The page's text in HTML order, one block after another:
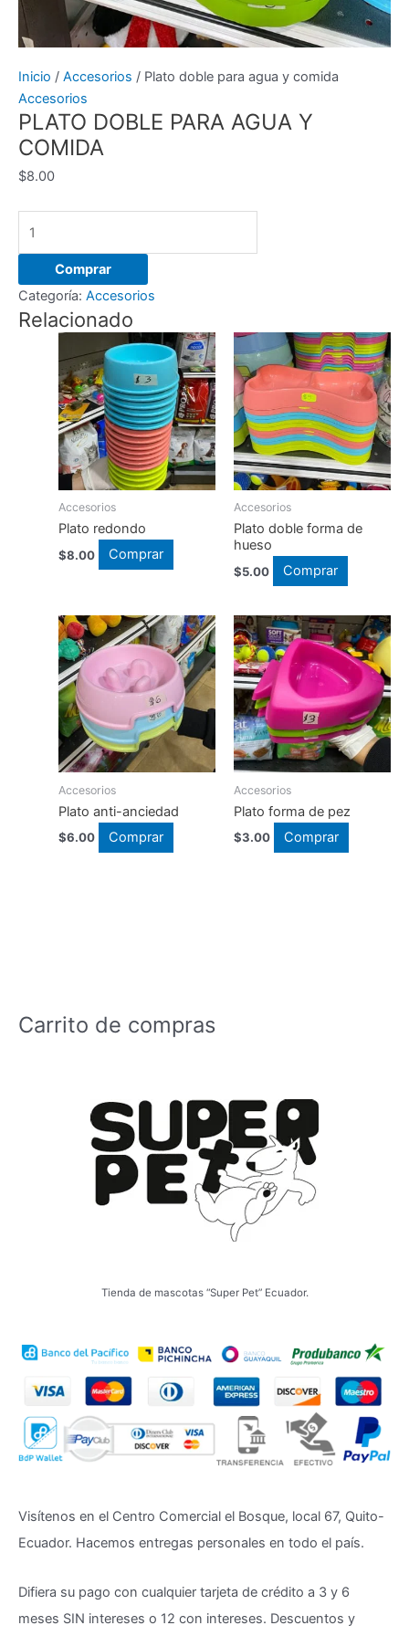
Inicio / Accesorios / Plato doble para agua y comida
Accesorios
PLATO DOBLE PARA AGUA Y
COMIDA
$8.00
doble
agua
y
comida
Comprar
Categoría: Accesorios
Relacionado
Accesorios
Plato redondo
$8.00 Comprar
Accesorios
Plato doble forma de
hueso
$5.00 Comprar
Accesorios
Plato anti-anciedad
$6.00 Comprar
Accesorios
Plato forma de pez
$3.00 Comprar
Carrito de compras
Tienda de mascotas “Super Pet” Ecuador.
Visítenos en el Centro Comercial el Bosque, local 67, Quito-
Ecuador. Hacemos entregas personales en todo el país.
Difiera su pago con cualquier tarjeta de crédito a 3 y 6
meses SIN intereses o 12 con intereses. Descuentos y